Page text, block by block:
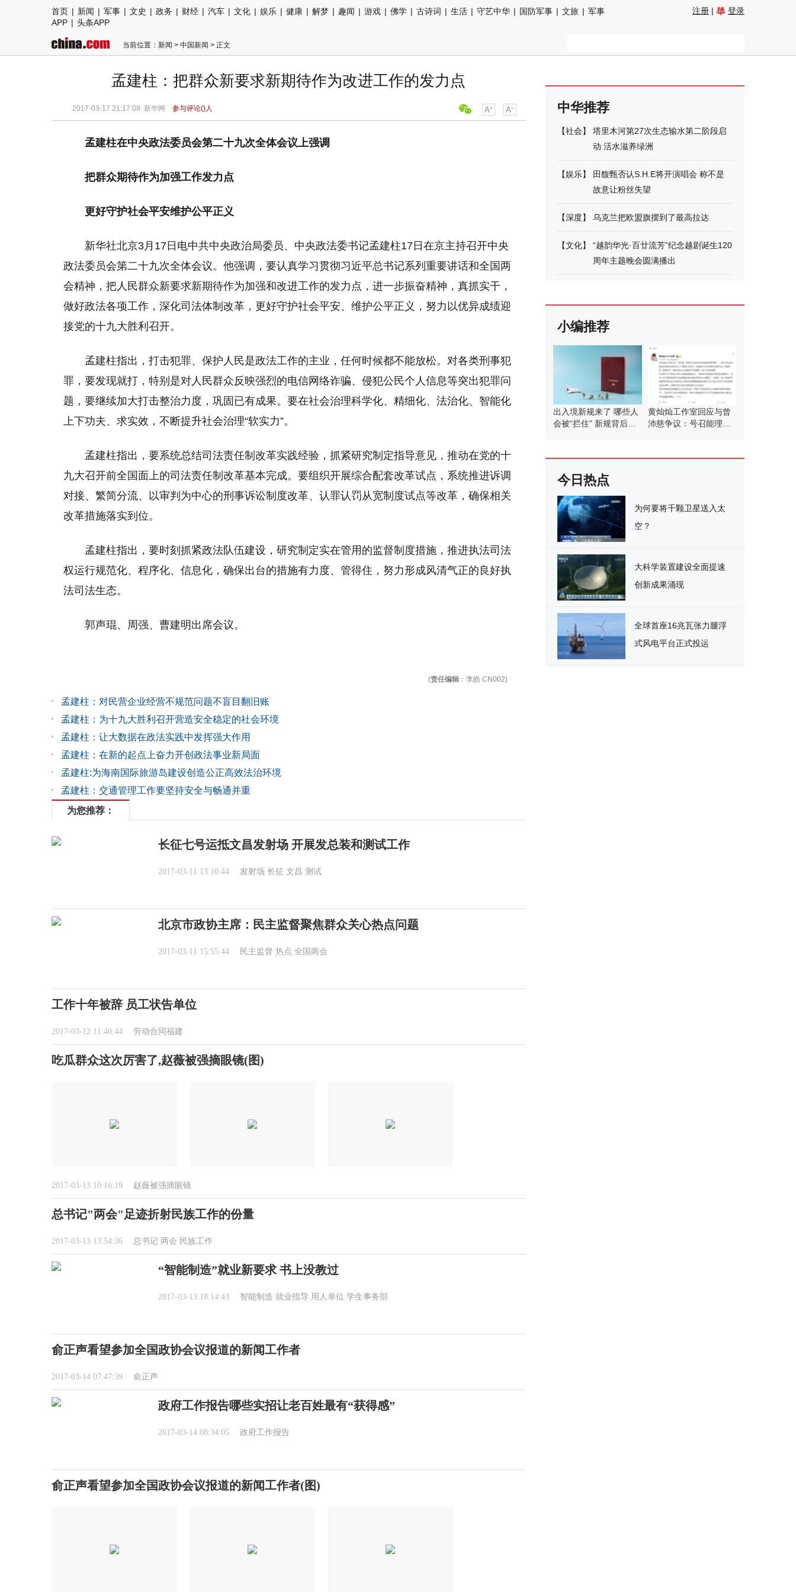
首页 | 新闻 | 军事 | 文史 | 政务 | 财经 | 汽车 | 文化 | 娱乐 | 健康 | 解梦 | 趣闻 | 游戏 | 佛学 | 古诗词 | 生活 | 守艺中华 | 国防军事 | 文旅 | 军事
APP | 头条APP
注册 | 登录
当前位置： 新闻 > 中国新闻 > 正文
孟建柱：把群众新要求新期待作为改进工作的发力点
2017-03-17 21:17:08 新华网 参与评论()人
孟建柱在中央政法委员会第二十九次全体会议上强调
把群众期待作为加强工作发力点
更好守护社会平安维护公平正义
新华社北京3月17日电中共中央政治局委员、中央政法委书记孟建柱17日在京主持召开中央
政法委员会第二十九次全体会议。他强调，要认真学习贯彻习近平总书记系列重要讲话和全国两
会精神，把人民群众新要求新期待作为加强和改进工作的发力点，进一步振奋精神，真抓实干，
做好政法各项工作，深化司法体制改革，更好守护社会平安、维护公平正义，努力以优异成绩迎
接党的十九大胜利召开。
孟建柱指出，打击犯罪、保护人民是政法工作的主业，任何时候都不能放松。对各类刑事犯
罪，要发现就打，特别是对人民群众反映强烈的电信网络诈骗、侵犯公民个人信息等突出犯罪问
题，要继续加大打击整治力度，巩固已有成果。要在社会治理科学化、精细化、法治化、智能化
上下功夫、求实效，不断提升社会治理“软实力”。
孟建柱指出，要系统总结司法责任制改革实践经验，抓紧研究制定指导意见，推动在党的十
九大召开前全国面上的司法责任制改革基本完成。要组织开展综合配套改革试点，系统推进诉调
对接、繁简分流、以审判为中心的刑事诉讼制度改革、认罪认罚从宽制度试点等改革，确保相关
改革措施落实到位。
孟建柱指出，要时刻抓紧政法队伍建设，研究制定实在管用的监督制度措施，推进执法司法
权运行规范化、程序化、信息化，确保出台的措施有力度、管得住，努力形成风清气正的良好执
法司法生态。
郭声琨、周强、曹建明出席会议。
(责任编辑 ：李皓 CN002)
孟建柱：对民营企业经营不规范问题不盲目翻旧账
孟建柱：为十九大胜利召开营造安全稳定的社会环境
孟建柱：让大数据在政法实践中发挥强大作用
孟建柱：在新的起点上奋力开创政法事业新局面
孟建柱:为海南国际旅游岛建设创造公正高效法治环境
孟建柱：交通管理工作要坚持安全与畅通并重
为您推荐：
长征七号运抵文昌发射场 开展发总装和测试工作
2017-03-11 13:10:44 发射场 长征 文昌 测试
北京市政协主席：民主监督聚焦群众关心热点问题
2017-03-11 15:55:44 民主监督 热点 全国两会
工作十年被辞 员工状告单位
2017-03-12 11:40:44 劳动合同福建
吃瓜群众这次厉害了,赵薇被强摘眼镜(图)
2017-03-13 10:16:19 赵薇被强摘眼镜
总书记"两会"足迹折射民族工作的份量
2017-03-13 13:54:36 总书记 两会 民族工作
“智能制造”就业新要求 书上没教过
2017-03-13 18:14:43 智能制造 就业指导 用人单位 学生事务部
俞正声看望参加全国政协会议报道的新闻工作者
2017-03-14 07:47:39 俞正声
政府工作报告哪些实招让老百姓最有“获得感”
2017-03-14 08:34:05 政府工作报告
俞正声看望参加全国政协会议报道的新闻工作者(图)
中华推荐
【社会】
塔里木河第27次生态输水第二阶段启
动 活水滋养绿洲
【娱乐】
田馥甄否认S.H.E将开演唱会 称不是
故意让粉丝失望
【深度】 乌克兰把欧盟旗摆到了最高拉达
【文化】
“越韵华光·百廿流芳”纪念越剧诞生120
周年主题晚会圆满播出
小编推荐
出入境新规来了 哪些人
会被“拦住” 新规背后的
黄灿灿工作室回应与曾
沛慈争议：号召能理智
今日热点
为何要将千颗卫星送入太
空？
大科学装置建设全面提速
创新成果涌现
全球首座16兆瓦张力腿浮
式风电平台正式投运